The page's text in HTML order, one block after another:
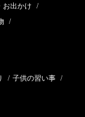
お出かけ /
/
/ 子供の習い事 /